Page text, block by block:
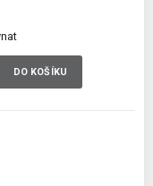
DO KOŠÍKU